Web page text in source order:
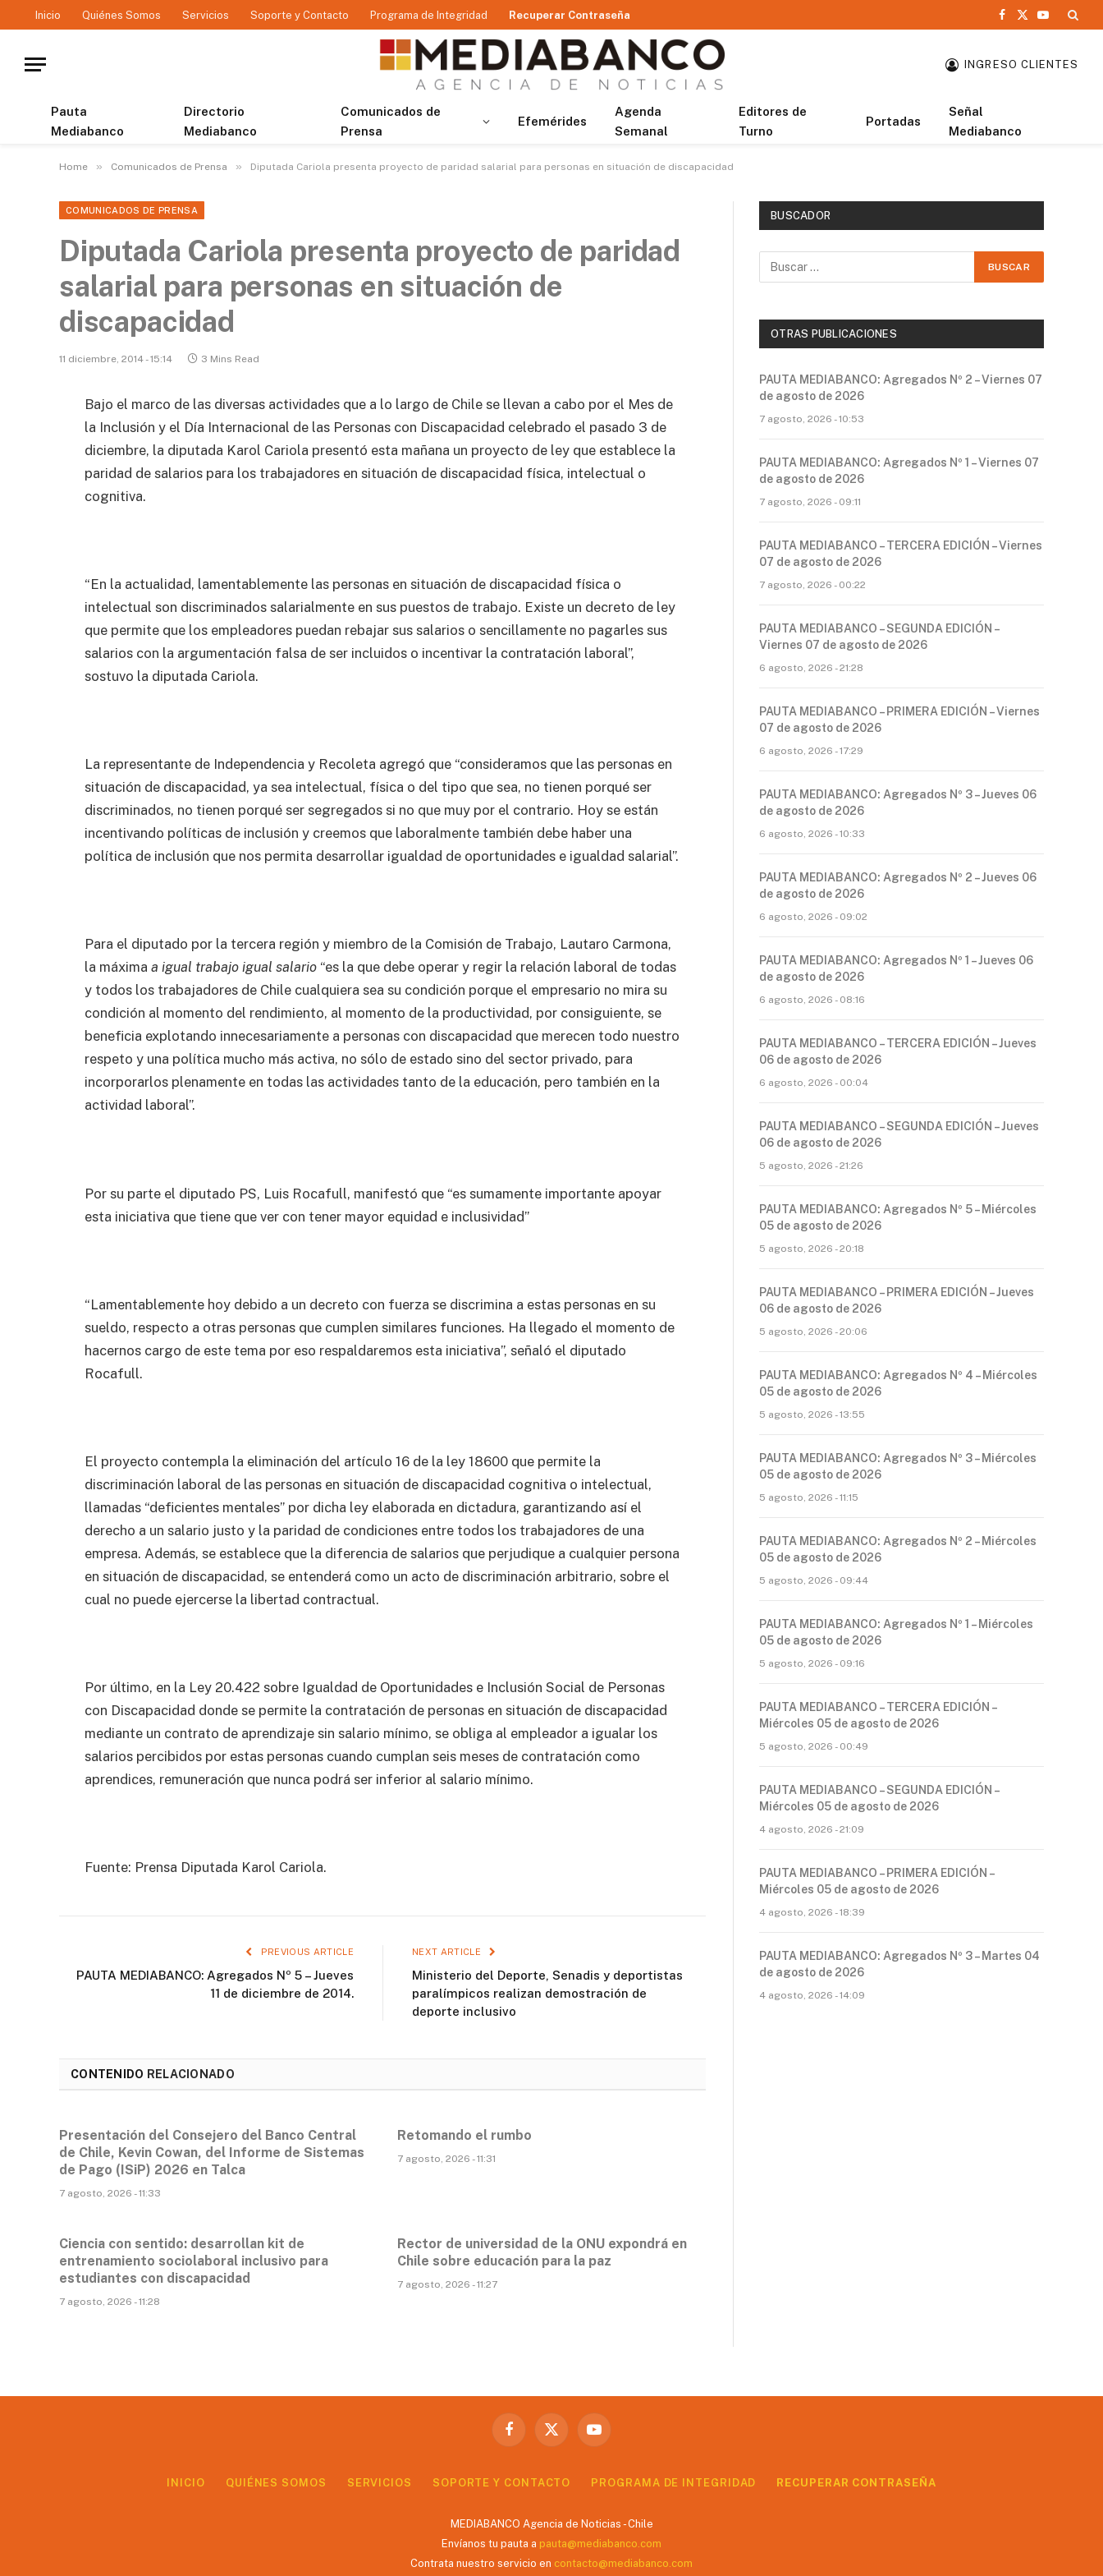
Inicio Quiénes Somos Servicios Soporte y Contacto Programa de Integridad Recuperar Contraseña
Facebook
X
YouTube
INGRESO CLIENTES
Pauta
Mediabanco
Directorio
Mediabanco
Comunicados de
Prensa
Efemérides
Agenda
Semanal
Editores de
Turno
Portadas
Señal
Mediabanco
Home » Comunicados de Prensa » Diputada Cariola presenta proyecto de paridad salarial para personas en situación de discapacidad
COMUNICADOS DE PRENSA
Diputada Cariola presenta proyecto de paridad
salarial para personas en situación de
discapacidad
11 diciembre, 2014 - 15:14 3 Mins Read
Bajo el marco de las diversas actividades que a lo largo de Chile se llevan a cabo por el Mes de
la Inclusión y el Día Internacional de las Personas con Discapacidad celebrado el pasado 3 de
diciembre, la diputada Karol Cariola presentó esta mañana un proyecto de ley que establece la
paridad de salarios para los trabajadores en situación de discapacidad física, intelectual o
cognitiva.
“En la actualidad, lamentablemente las personas en situación de discapacidad física o
intelectual son discriminados salarialmente en sus puestos de trabajo. Existe un decreto de ley
que permite que los empleadores puedan rebajar sus salarios o sencillamente no pagarles sus
salarios con la argumentación falsa de ser incluidos o incentivar la contratación laboral”,
sostuvo la diputada Cariola.
La representante de Independencia y Recoleta agregó que “consideramos que las personas en
situación de discapacidad, ya sea intelectual, física o del tipo que sea, no tienen porqué ser
discriminados, no tienen porqué ser segregados si no que muy por el contrario. Hoy se están
incentivando políticas de inclusión y creemos que laboralmente también debe haber una
política de inclusión que nos permita desarrollar igualdad de oportunidades e igualdad salarial”.
Para el diputado por la tercera región y miembro de la Comisión de Trabajo, Lautaro Carmona,
la máxima a igual trabajo igual salario “es la que debe operar y regir la relación laboral de todas
y todos los trabajadores de Chile cualquiera sea su condición porque el empresario no mira su
condición al momento del rendimiento, al momento de la productividad, por consiguiente, se
beneficia explotando innecesariamente a personas con discapacidad que merecen todo nuestro
respeto y una política mucho más activa, no sólo de estado sino del sector privado, para
incorporarlos plenamente en todas las actividades tanto de la educación, pero también en la
actividad laboral”.
Por su parte el diputado PS, Luis Rocafull, manifestó que “es sumamente importante apoyar
esta iniciativa que tiene que ver con tener mayor equidad e inclusividad”
“Lamentablemente hoy debido a un decreto con fuerza se discrimina a estas personas en su
sueldo, respecto a otras personas que cumplen similares funciones. Ha llegado el momento de
hacernos cargo de este tema por eso respaldaremos esta iniciativa”, señaló el diputado
Rocafull.
El proyecto contempla la eliminación del artículo 16 de la ley 18600 que permite la
discriminación laboral de las personas en situación de discapacidad cognitiva o intelectual,
llamadas “deficientes mentales” por dicha ley elaborada en dictadura, garantizando así el
derecho a un salario justo y la paridad de condiciones entre todos los trabajadores de una
empresa. Además, se establece que la diferencia de salarios que perjudique a cualquier persona
en situación de discapacidad, se entenderá como un acto de discriminación arbitrario, sobre el
cual no puede ejercerse la libertad contractual.
Por último, en la Ley 20.422 sobre Igualdad de Oportunidades e Inclusión Social de Personas
con Discapacidad donde se permite la contratación de personas en situación de discapacidad
mediante un contrato de aprendizaje sin salario mínimo, se obliga al empleador a igualar los
salarios percibidos por estas personas cuando cumplan seis meses de contratación como
aprendices, remuneración que nunca podrá ser inferior al salario mínimo.
Fuente: Prensa Diputada Karol Cariola.
PREVIOUS ARTICLE
PAUTA MEDIABANCO: Agregados Nº 5 – Jueves
11 de diciembre de 2014.
NEXT ARTICLE
Ministerio del Deporte, Senadis y deportistas
paralímpicos realizan demostración de
deporte inclusivo
CONTENIDO RELACIONADO
Presentación del Consejero del Banco Central
de Chile, Kevin Cowan, del Informe de Sistemas
de Pago (ISiP) 2026 en Talca
7 agosto, 2026 - 11:33
Retomando el rumbo
7 agosto, 2026 - 11:31
Ciencia con sentido: desarrollan kit de
entrenamiento sociolaboral inclusivo para
estudiantes con discapacidad
7 agosto, 2026 - 11:28
Rector de universidad de la ONU expondrá en
Chile sobre educación para la paz
7 agosto, 2026 - 11:27
BUSCADOR
OTRAS PUBLICACIONES
PAUTA MEDIABANCO: Agregados Nº 2 – Viernes 07
de agosto de 2026
7 agosto, 2026 - 10:53
PAUTA MEDIABANCO: Agregados Nº 1 – Viernes 07
de agosto de 2026
7 agosto, 2026 - 09:11
PAUTA MEDIABANCO – TERCERA EDICIÓN – Viernes
07 de agosto de 2026
7 agosto, 2026 - 00:22
PAUTA MEDIABANCO – SEGUNDA EDICIÓN –
Viernes 07 de agosto de 2026
6 agosto, 2026 - 21:28
PAUTA MEDIABANCO – PRIMERA EDICIÓN – Viernes
07 de agosto de 2026
6 agosto, 2026 - 17:29
PAUTA MEDIABANCO: Agregados Nº 3 – Jueves 06
de agosto de 2026
6 agosto, 2026 - 10:33
PAUTA MEDIABANCO: Agregados Nº 2 – Jueves 06
de agosto de 2026
6 agosto, 2026 - 09:02
PAUTA MEDIABANCO: Agregados Nº 1 – Jueves 06
de agosto de 2026
6 agosto, 2026 - 08:16
PAUTA MEDIABANCO – TERCERA EDICIÓN – Jueves
06 de agosto de 2026
6 agosto, 2026 - 00:04
PAUTA MEDIABANCO – SEGUNDA EDICIÓN – Jueves
06 de agosto de 2026
5 agosto, 2026 - 21:26
PAUTA MEDIABANCO: Agregados Nº 5 – Miércoles
05 de agosto de 2026
5 agosto, 2026 - 20:18
PAUTA MEDIABANCO – PRIMERA EDICIÓN – Jueves
06 de agosto de 2026
5 agosto, 2026 - 20:06
PAUTA MEDIABANCO: Agregados Nº 4 – Miércoles
05 de agosto de 2026
5 agosto, 2026 - 13:55
PAUTA MEDIABANCO: Agregados Nº 3 – Miércoles
05 de agosto de 2026
5 agosto, 2026 - 11:15
PAUTA MEDIABANCO: Agregados Nº 2 – Miércoles
05 de agosto de 2026
5 agosto, 2026 - 09:44
PAUTA MEDIABANCO: Agregados Nº 1 – Miércoles
05 de agosto de 2026
5 agosto, 2026 - 09:16
PAUTA MEDIABANCO – TERCERA EDICIÓN –
Miércoles 05 de agosto de 2026
5 agosto, 2026 - 00:49
PAUTA MEDIABANCO – SEGUNDA EDICIÓN –
Miércoles 05 de agosto de 2026
4 agosto, 2026 - 21:09
PAUTA MEDIABANCO – PRIMERA EDICIÓN –
Miércoles 05 de agosto de 2026
4 agosto, 2026 - 18:39
PAUTA MEDIABANCO: Agregados Nº 3 – Martes 04
de agosto de 2026
4 agosto, 2026 - 14:09
Facebook
X
YouTube
INICIO QUIÉNES SOMOS SERVICIOS SOPORTE Y CONTACTO PROGRAMA DE INTEGRIDAD RECUPERAR CONTRASEÑA
MEDIABANCO Agencia de Noticias - Chile
Envíanos tu pauta a pauta@mediabanco.com
Contrata nuestro servicio en contacto@mediabanco.com